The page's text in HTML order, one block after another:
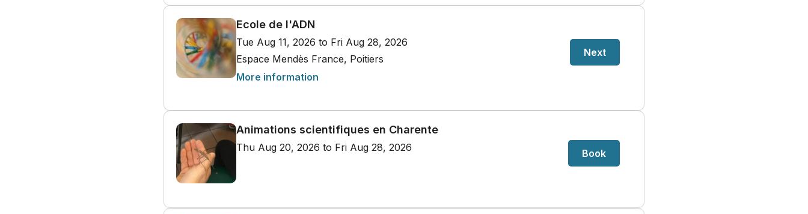
Ecole de l'ADN
Tue Aug 11, 2026 to Fri Aug 28, 2026
Espace Mendès France, Poitiers
More information
Next
Animations scientifiques en Charente
Thu Aug 20, 2026 to Fri Aug 28, 2026 Book